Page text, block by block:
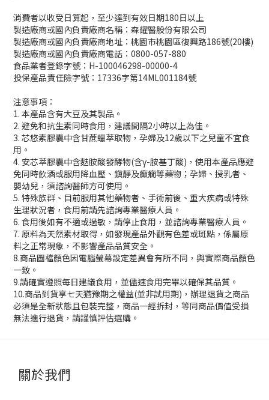
消費者以收受日算起，至少達到有效日期180日以上
製造廠商或國內負責廠商名稱：森耀醫股份有限公司
製造廠商或國內負責廠商地址：桃園市桃園區復興路186號(20樓)
製造廠商或國內負責廠商電話：0800-057-880
食品業者登錄字號：H-100046298-00000-4
投保產品責任險字號：17336字第14ML001184號
注意事項：
1. 本產品含有大豆及其製品。
2. 避免和抗生素同時食用，建議間隔2小時以上為佳。
3. 芯悠素膠囊中含甘蔗蠟萃取物，孕婦及12歲以下之兒童不宜食
用。
4. 安芯萃膠囊中含麩胺酸發酵物(含γ-胺基丁酸)，使用本產品應避
免同時飮酒或服用降血壓、鎭靜及癲癇等藥物；孕婦、授乳者、
嬰幼兒，須諮詢醫師方可使用。
5. 特殊族群、目前服用其他藥物者、手術前後、重大疾病或特殊
生理狀況者，食用前請先諮詢專業醫療人員。
6. 食用後如有不適或過敏，請停止食用，並諮詢專業醫療人員。
7. 原料為天然素材取得，如發現產品外觀有色差或斑點，係屬原
料之正常現象，不影響產品品質安全。
8.商品圖檔顏色因電腦螢幕設定差異會有所不同，與實際商品顏色
一致。
9.請確實遵照每日建議食用，並儘速食用完畢以確保其品質。
10.商品到貨享七天猶豫期之權益(並非試用期)，辦理退貨之商品
必須是全新狀態且包裝完整，商品一經拆封，等同商品價值受損
無法進行退貨，請謹慎評估選購。
關於我們